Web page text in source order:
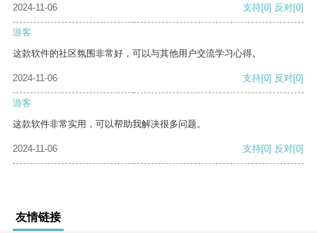
2024-11-06
支持[0] 反对[0]
游客
这款软件的社区氛围非常好，可以与其他用户交流学习心得。
2024-11-06 支持[0] 反对[0]
游客
这款软件非常实用，可以帮助我解决很多问题。
2024-11-06 支持[0] 反对[0]
友情链接